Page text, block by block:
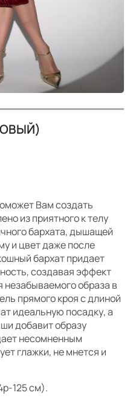
Вам создать
из приятного к телу
бархата, дышащей
и цвет даже после
бархат придает
создавая эффект
образа в
прямого кроя с длиной
идеальную посадку, а
добавит образу
несомненным
глажки, не мнется и
125 см).